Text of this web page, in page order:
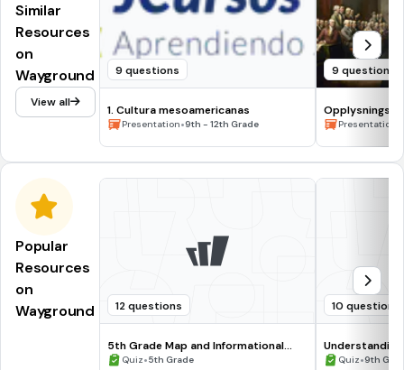
Similar
Resources
on
Wayground
View all
9 questions
1. Cultura mesoamericanas
Presentation•9th - 12th Grade
9 questions
denPresentation
Popular
Resources
on
Wayground
12 questions
5th Grade Map and Informational
Processing Skills
Quiz•5th Grade
10 questions
Quiz•9th